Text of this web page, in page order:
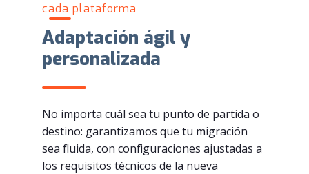
cada plataforma
Adaptación ágil y
personalizada
No importa cuál sea tu punto de partida o
destino: garantizamos que tu migración
sea fluida, con configuraciones ajustadas a
los requisitos técnicos de la nueva